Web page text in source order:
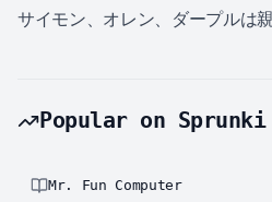
サイモン、オレン、ダープルは親
Popular on
Mr. Fun Computer